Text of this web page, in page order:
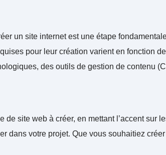
un site internet est une étape
pour leur création varient en fonction
des outils de gestion de contenu
site web à créer, en mettant l’accent sur
dans votre projet. Que vous souhaitiez